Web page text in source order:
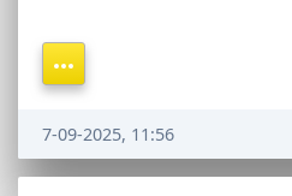
7-09-2025, 11:56